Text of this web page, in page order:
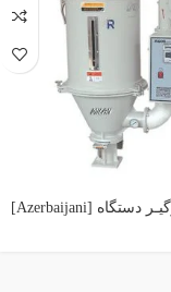
[Azerbaijani] گـازگیـر دستگاه